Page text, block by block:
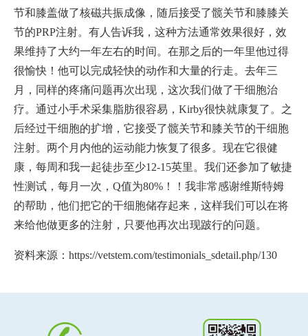
节和膝盖做了核磁共振成像，随后接受了髋关节和膝膝关
节的PRP注射。有人告诉我，这种方法通常效果很好，效
果维持了大约一年左右的时间。在那之后的一年里他过得
很愉快！他可以完成轻快的动作和大量的行走。去年三
月，同样的疼痛问题再次出现，这次我们做了干细胞治
疗。通过小手术采集脂肪很容易，Kirby很快就康复了。之
后经过干细胞的扩增，它接受了髋关节和膝关节的干细胞
注射。两个月内他的运动能力恢复了很多。现在它很健
康，每周和我一起徒步至少12-15英里。我们还参加了敏捷
性测试，每月一次，Q值为80%！！我非常感谢维斯特姆
的帮助，他们把它的干细胞储存起来，这样我们可以在将
来给他做更多的注射，只要他再次出现跛行的问题。
资料来源：https://vetstem.com/testimonials_sdetail.php/130